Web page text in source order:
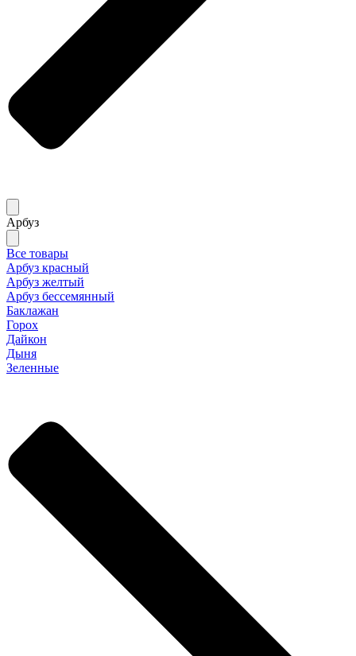
Арбуз
Все товары
Арбуз красный
Арбуз желтый
Арбуз бессемянный
Баклажан
Горох
Дайкон
Дыня
Зеленные